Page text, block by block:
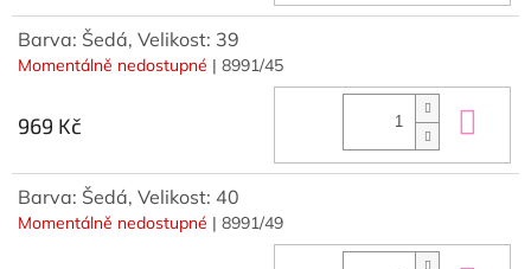
Barva: Šedá, Velikost: 39
Momentálně nedostupné | 8991/45
969 Kč
Barva: Šedá, Velikost: 40
Momentálně nedostupné | 8991/49